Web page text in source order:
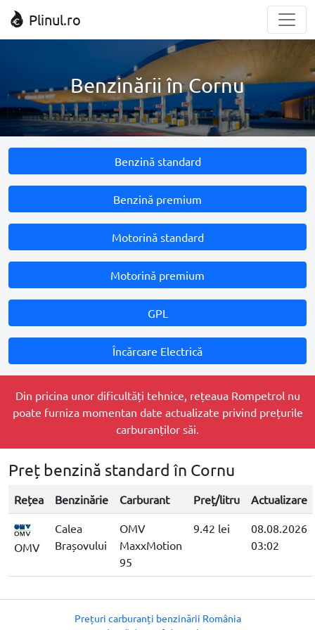
Plinul.ro
Benzinării în Cornu
Benzină standard
Benzină premium
Motorină standard
Motorină premium
GPL
Încărcare Electrică
Din pricina unor dificultăți tehnice, rețeaua Rompetrol nu
poate furniza momentan date actualizate privind prețurile
carburanților săi.
Preț benzină standard în Cornu
Rețea Benzinărie Carburant Preț/litru Actualizare
OMV
Calea
Brașovului
OMV
MaxxMotion
95
9.42 lei
08.08.2026
03:02
Prețuri carburanți benzinării România